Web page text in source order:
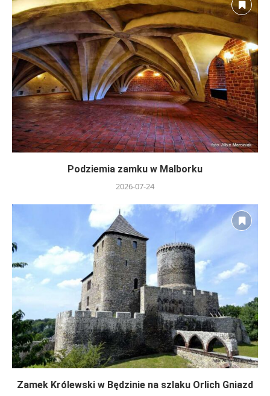
Podziemia zamku w Malborku
2026-07-24
Zamek Królewski w Będzinie na szlaku Orlich Gniazd